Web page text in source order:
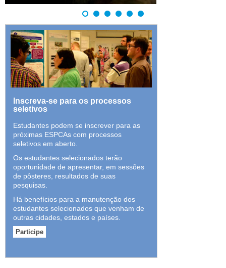
Inscreva-se para os processos
seletivos
Estudantes podem se inscrever para as
próximas ESPCAs com processos
seletivos em aberto.
Os estudantes selecionados terão
oportunidade de apresentar, em sessões
de pôsteres, resultados de suas
pesquisas.
Há benefícios para a manutenção dos
estudantes selecionados que venham de
outras cidades, estados e países.
Participe